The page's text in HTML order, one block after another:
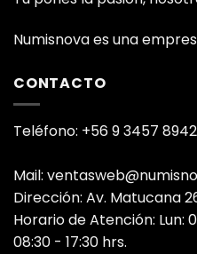
Numisnova es una
CONTACTO
Teléfono: +56 9 3457 8942
Mail:
Dirección: Av. Matucana
Horario de Atención: Lun:
08:30 - 17:30 hrs.